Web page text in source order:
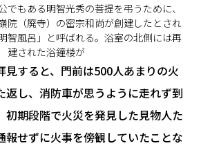
でもある明智光秀の菩提を弔うために、
院（廃寺）の密宗和尚が創建したとされ
智風呂」と呼ばれる。浴室の北側には再
建された浴鐘楼が
拝見すると、門前は500人あまりの火
返し、消防車が思うように走れず到
初期段階で火災を発見した見物人た
報せずに火事を傍観していたことな